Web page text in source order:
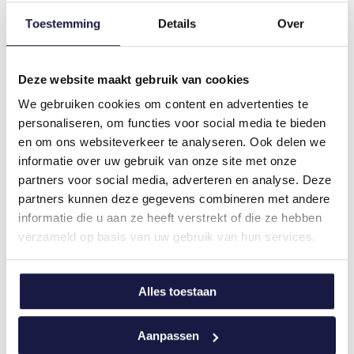
Toestemming Details Over
Deze website maakt gebruik van cookies
We gebruiken cookies om content en advertenties te
personaliseren, om functies voor social media te bieden
en om ons websiteverkeer te analyseren. Ook delen we
informatie over uw gebruik van onze site met onze
partners voor social media, adverteren en analyse. Deze
partners kunnen deze gegevens combineren met andere
informatie die u aan ze heeft verstrekt of die ze hebben
verzameld op basis van uw gebruik van hun services.
Alles toestaan
Aanpassen
Zit je zelf middenin een veranderingsproces?
Verdiep je dan in de opleiding
Changemanagementen specifieker de opleiding
Changecommunicatie.
Interesse in andere artikels over business en
people management? Klik dan hier
Relevante opleidingen
Mini-MBA: Business Essentials voor
Management Talent